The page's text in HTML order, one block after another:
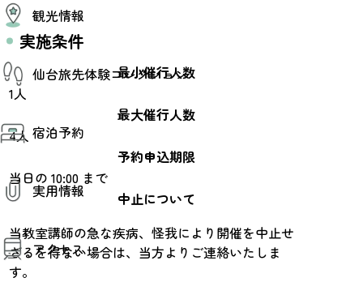
その他イベント情報（音楽・展示会）
スポーツ情報
コンベンション情報
観光情報
温泉
季節のイベント
プロスポーツチーム・プロオーケストラ
仙台の銘品
宿泊施設
仙台観光マップ
仙台旅先体験コレクション
仙台旅先体験コレクション
体験プログラム検索（予約）
体験事業者からのお知らせ
体験トピックス
体験事業者
宿泊予約
宿泊予約
実用情報
観光案内
お役立ち情報
アクセス
実施条件
最小催行人数
1人
最大催行人数
4人
予約申込期限
当日の 10:00 まで
中止について
当教室講師の急な疾病、怪我により開催を中止せ
ざるを得ない場合は、当方よりご連絡いたしま
す。